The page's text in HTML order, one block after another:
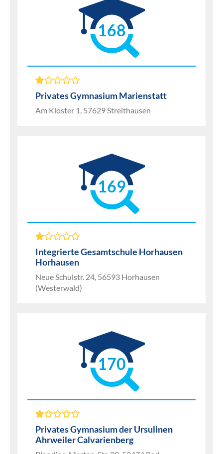
168
Privates Gymnasium Marienstatt
Am Kloster 1, 57629 Streithausen
169
Integrierte Gesamtschule Horhausen
Horhausen
Neue Schulstr. 24, 56593 Horhausen
(Westerwald)
170
Privates Gymnasium der Ursulinen
Ahrweiler Calvarienberg